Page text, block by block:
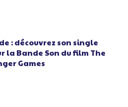
: découvrez son single
la Bande Son du film The
Games